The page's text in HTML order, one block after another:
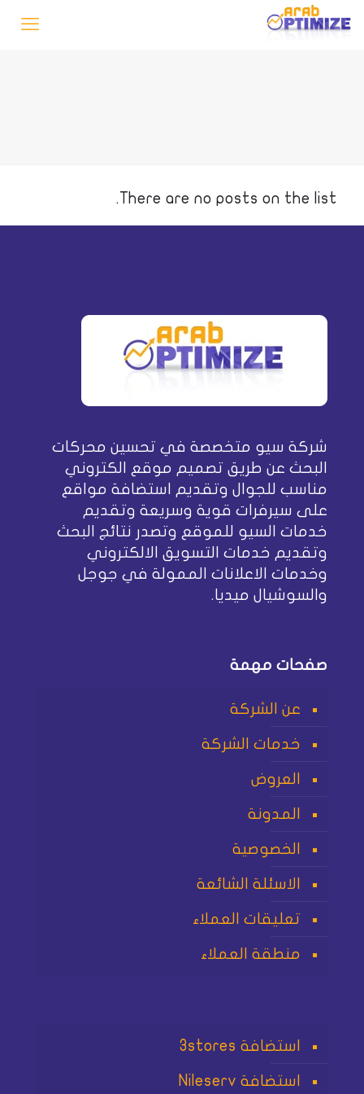
There are no posts on the list.
شركة سيو متخصصة في تحسين محركات
البحث عن طريق تصميم موقع الكتروني
مناسب للجوال وتقديم استضافة مواقع
على سيرفرات قوية وسريعة وتقديم
خدمات السيو للموقع وتصدر نتائج البحث
وتقديم خدمات التسويق الالكتروني
وخدمات الاعلانات الممولة في جوجل
والسوشيال ميديا.
صفحات مهمة
عن الشركة
خدمات الشركة
العروض
المدونة
الخصوصية
الاسئلة الشائعة
تعليقات العملاء
منطقة العملاء
استضافة 3stores
استضافة Nileserv